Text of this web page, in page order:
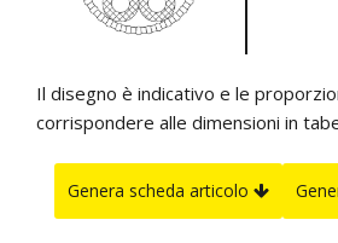
Il disegno è indicativo e le
corrispondere alle dimensioni in
Genera scheda articolo